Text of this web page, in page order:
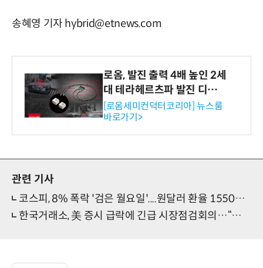
송혜영 기자 hybrid@etnews.com
로옴, 발진 출력 4배 높인 2세
대 테라헤르츠파 발진 디바이
스 개발
[로옴세미컨덕터코리아] 뉴스룸
바로가기>
관련 기사
코스피, 8% 폭락 '검은 월요일'....원달러 환율 1550원으로 개장
한국거래소, 美 증시 급락에 긴급 시장점검회의…“시장 안정 운영 총력”